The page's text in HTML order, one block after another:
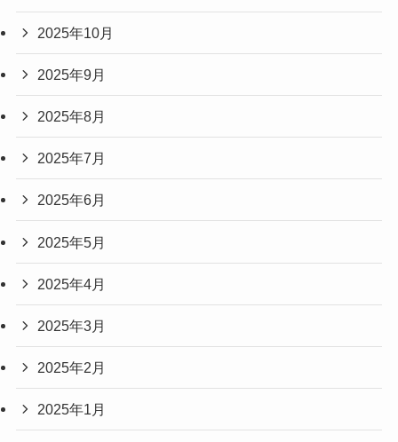
2025年10月
2025年9月
2025年8月
2025年7月
2025年6月
2025年5月
2025年4月
2025年3月
2025年2月
2025年1月